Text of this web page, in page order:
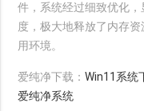
件，系统经过细致优化
度，极大地释放了内存
用环境。
爱纯净下载：Win11系统
爱纯净系统